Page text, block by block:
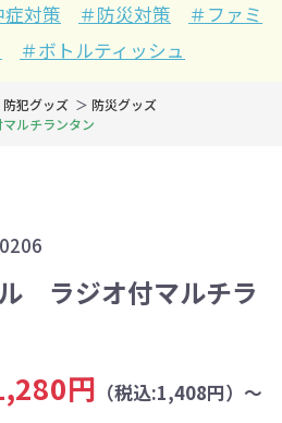
症対策 ＃防災対策
＃ファミ
＃ボトルティッシュ
防犯グッズ
防災グッズ
ルチランタン
ラジオ付マルチラ
円 （税込:1,408円）～